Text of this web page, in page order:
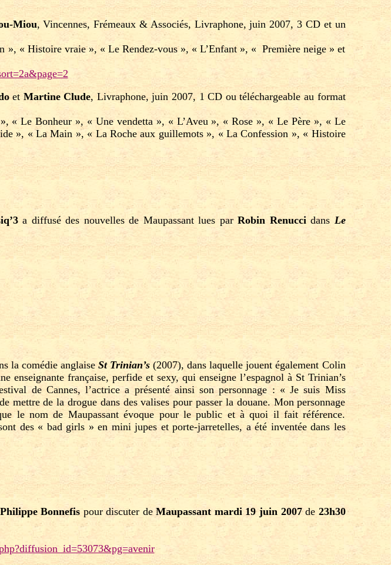
Miou, Vincennes, Frémeaux & Associés, Livraphone, juin 2007, 3 CD et un
« Histoire vraie », « Le Rendez-vous », « L’Enfant », « Première neige » et
et Martine Clude, Livraphone, juin 2007, 1 CD ou téléchargeable au format
Le Bonheur », « Une vendetta », « L’Aveu », « Rose », « Le Père », « Le
», « La Main », « La Roche aux guillemots », « La Confession », « Histoire
a diffusé des nouvelles de Maupassant lues parRobin Renuccidans Le
la comédie anglaise St Trinian’s (2007), dans laquelle jouent également Colin
enseignante française, perfide et sexy, qui enseigne l’espagnol à St Trinian’s
de Cannes, l’actrice a présenté ainsi son personnage : « Je suis Miss
mettre de la drogue dans des valises pour passer la douane. Mon personnage
le nom de Maupassant évoque pour le public et à quoi il fait référence.
des « bad girls » en mini jupes et porte-jarretelles, a été inventée dans les
Philippe Bonnefis pour discuter deMaupassant mardi 19 juin 2007de 23h30